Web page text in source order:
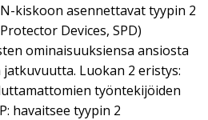
kiskoon asennettavat tyypin 2
Devices, SPD)
ominaisuuksiensa ansiosta
Luokan 2 eristys:
työntekijöiden
havaitsee tyypin 2